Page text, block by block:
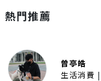
熱門推薦
曾亭皓
生活消費 |